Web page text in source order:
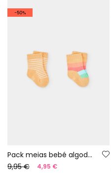
-50%
Pack meias bebé algodão amarelo
9,95 €
4,95 €